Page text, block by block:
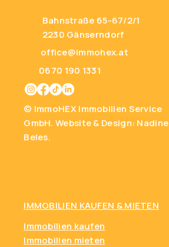
Bahnstraße 65-67/2/1
2230 Gänserndorf
office@immohex.at
0670 190 1331
© ImmoHEX Immobilien Service
GmbH.Website & Design: Nadine
Beles.
IMMOBILIEN KAUFEN & MIETEN
Immobilien kaufen
Immobilien mieten